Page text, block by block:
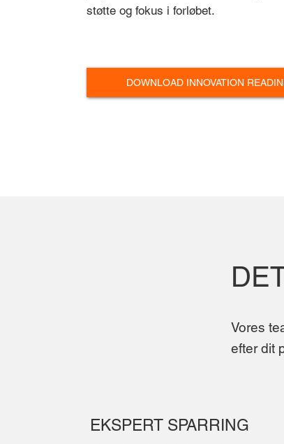
støtte og fokus i forløbet.
DOWNLOAD INNOVATION
Vores
efter dit
EKSPERT SPARRING